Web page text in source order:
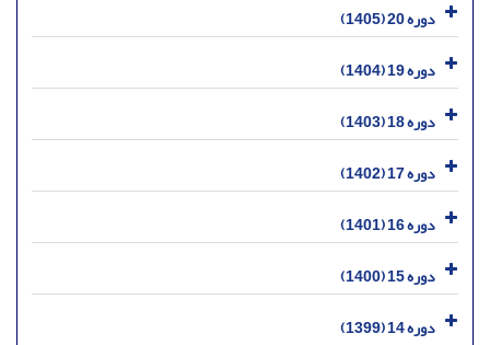
دوره 20 (1405)
دوره 19 (1404)
دوره 18 (1403)
دوره 17 (1402)
دوره 16 (1401)
دوره 15 (1400)
دوره 14 (1399)